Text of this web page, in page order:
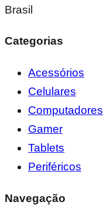
Brasil
Categorias
Acessórios
Celulares
Computadores
Gamer
Tablets
Periféricos
Navegação